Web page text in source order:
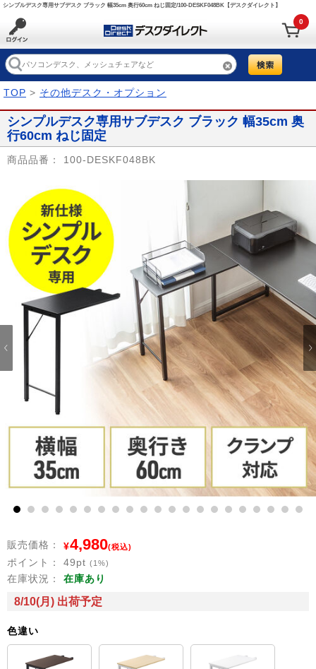
シンプルデスク専用サブデスク ブラック 幅35cm 奥行60cm ねじ固定/100-DESKF048BK【デスクダイレクト】
0
TOP > その他デスク・オプション
シンプルデスク専用サブデスク ブラック 幅35cm 奥
行60cm ねじ固定
商品品番： 100-DESKF048BK
10 11 12 13 14 15 16 17 18 19 20
販売価格： ¥4,980(税込)
ポイント： 49pt (1%)
在庫状況： 在庫あり
8/10(月) 出荷予定
色違い